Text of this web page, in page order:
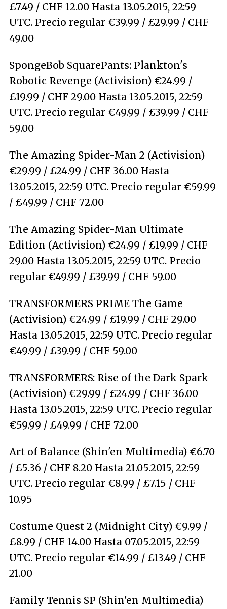
£7.49 / CHF 12.00 Hasta 13.05.2015, 22:59
UTC. Precio regular €39.99 / £29.99 / CHF
49.00
SpongeBob SquarePants: Plankton's
Robotic Revenge (Activision) €24.99 /
£19.99 / CHF 29.00 Hasta 13.05.2015, 22:59
UTC. Precio regular €49.99 / £39.99 / CHF
59.00
The Amazing Spider-Man 2 (Activision)
€29.99 / £24.99 / CHF 36.00 Hasta
13.05.2015, 22:59 UTC. Precio regular €59.99
/ £49.99 / CHF 72.00
The Amazing Spider-Man Ultimate
Edition (Activision) €24.99 / £19.99 / CHF
29.00 Hasta 13.05.2015, 22:59 UTC. Precio
regular €49.99 / £39.99 / CHF 59.00
TRANSFORMERS PRIME The Game
(Activision) €24.99 / £19.99 / CHF 29.00
Hasta 13.05.2015, 22:59 UTC. Precio regular
€49.99 / £39.99 / CHF 59.00
TRANSFORMERS: Rise of the Dark Spark
(Activision) €29.99 / £24.99 / CHF 36.00
Hasta 13.05.2015, 22:59 UTC. Precio regular
€59.99 / £49.99 / CHF 72.00
Art of Balance (Shin'en Multimedia) €6.70
/ £5.36 / CHF 8.20 Hasta 21.05.2015, 22:59
UTC. Precio regular €8.99 / £7.15 / CHF
10.95
Costume Quest 2 (Midnight City) €9.99 /
£8.99 / CHF 14.00 Hasta 07.05.2015, 22:59
UTC. Precio regular €14.99 / £13.49 / CHF
21.00
Family Tennis SP (Shin'en Multimedia)